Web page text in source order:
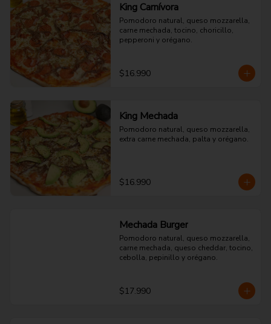
King Carnívora
Pomodoro natural, queso mozzarella,
carne mechada, tocino, choricillo,
pepperoni y orégano.
$16.990
King Mechada
Pomodoro natural, queso mozzarella,
extra carne mechada, palta y orégano.
$16.990
Mechada Burger
Pomodoro natural, queso mozzarella,
carne mechada, queso cheddar, tocino,
cebolla, pepinillo y orégano.
$17.990